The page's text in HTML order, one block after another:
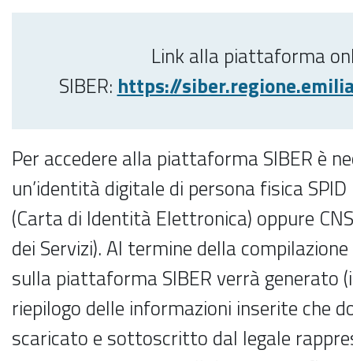
Link alla piattaforma
SIBER: https://
Per accedere alla piattaforma SIBER è
un’identità digitale di persona fisica
(Carta di Identità Elettronica) oppure
dei Servizi). Al termine della
sulla piattaforma SIBER verrà generato
riepilogo delle informazioni inserite che
scaricato e sottoscritto dal legale